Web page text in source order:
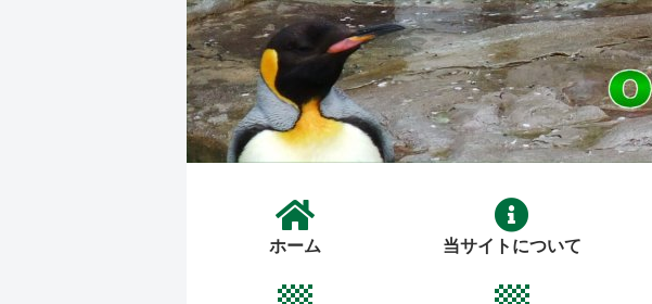
ホーム 当サイトについて